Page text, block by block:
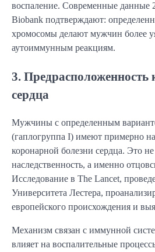
воспаление. Современные данные
Biobank подтверждают:
хромосомы делают мужчин более
аутоиммунным реакциям.
3. Предрасположенность
сердца
Мужчины с определенным
(гаплогруппа I) имеют примерно
коронарной болезни сердца. Это
наследственность, а именно
Исследование в The Lancet,
Университета Лестера,
европейского происхождения и
Механизм связан с иммунной
влияет на воспалительные